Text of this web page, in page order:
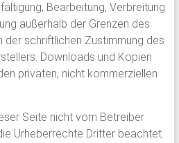
Bearbeitung, Verbreitung
außerhalb der Grenzen des
der schriftlichen Zustimmung des
Downloads und Kopien
privaten, nicht kommerziellen
Seite nicht vom Betreiber
Urheberrechte Dritter beachtet.